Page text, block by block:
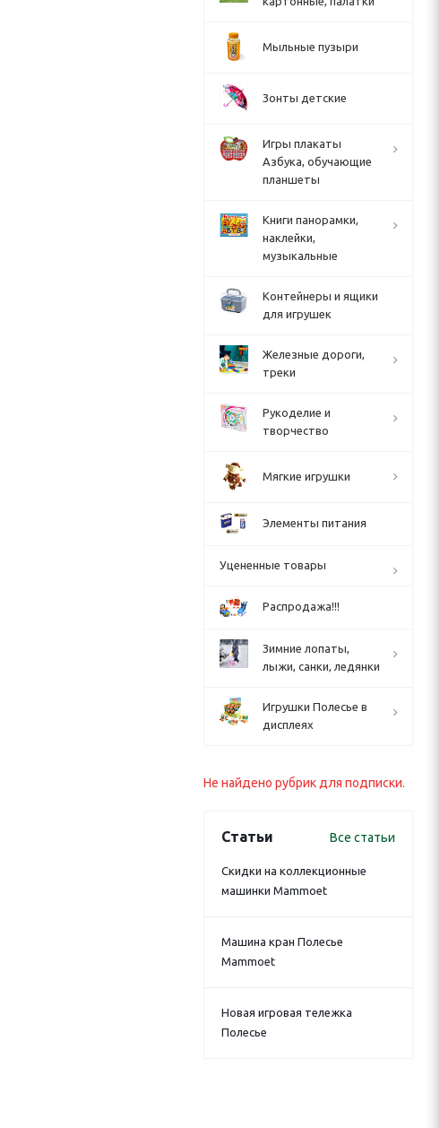
Мыльные пузыри
Зонты детские
Игры плакаты
Азбука, обучающие
планшеты
Книги панорамки,
наклейки,
музыкальные
Контейнеры и ящики
для игрушек
Железные дороги,
треки
Рукоделие и
творчество
Мягкие игрушки
Элементы питания
Уцененные товары
Распродажа!!!
Зимние лопаты,
лыжи, санки, ледянки
Игрушки Полесье в
дисплеях
Не найдено рубрик для подписки.
Статьи Все статьи
Скидки на коллекционные
машинки Mammoet
Машина кран Полесье
Mammoet
Новая игровая тележка
Полесье